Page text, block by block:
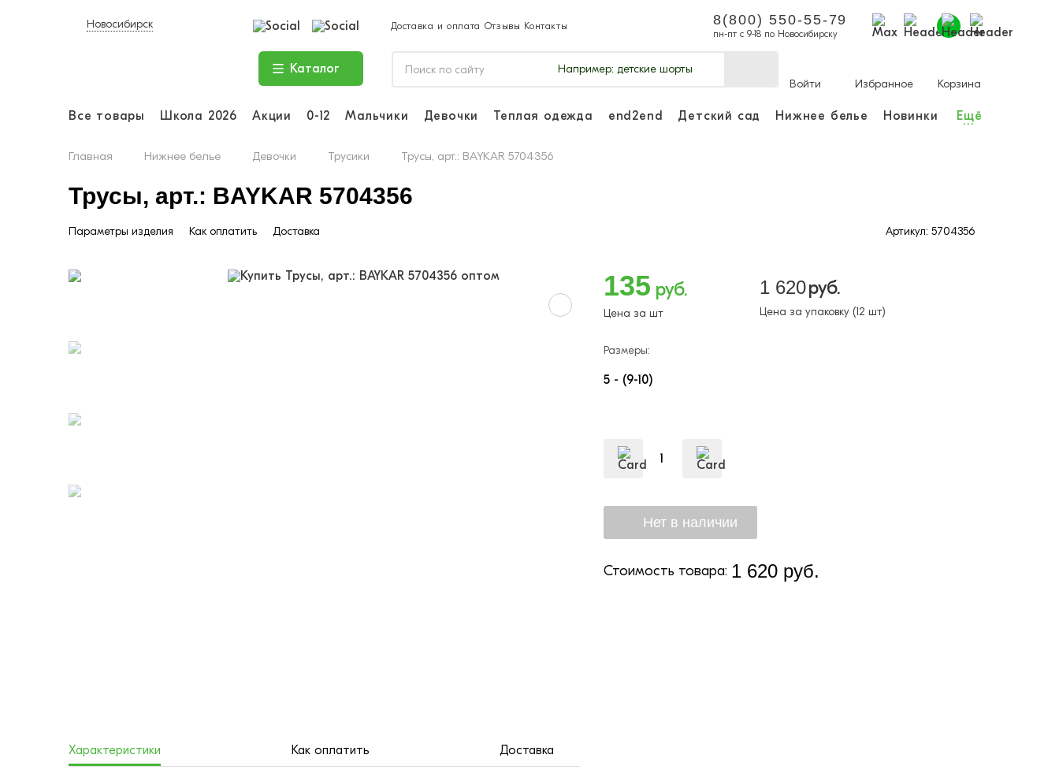
Новосибирск Доставка и оплата Отзывы Контакты 8(800) 550-55-79
пн-пт с 9-18 по Новосибирску
Каталог Например: детские шорты
Войти
Избранное Корзина
Все товары Школа 2026 Акции 0-12 Мальчики Девочки Теплая одежда end2end Детский сад Нижнее белье Новинки Ещё
...
Главная Нижнее белье Девочки Трусики Трусы, арт.: BAYKAR 5704356
Трусы, арт.: BAYKAR 5704356
Параметры изделия Как оплатить Доставка Артикул: 5704356
135 руб.
Цена за шт
1 620руб.
Цена за упаковку (12 шт)
Размеры:
5 - (9-10)
Стоимость товара: 1 620 руб.
Характеристики Как оплатить Доставка